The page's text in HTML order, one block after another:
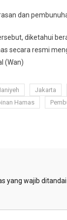
dan
diketahui
secara resmi
(Wan)
Jakarta
Hamas
yang wajib ditandai